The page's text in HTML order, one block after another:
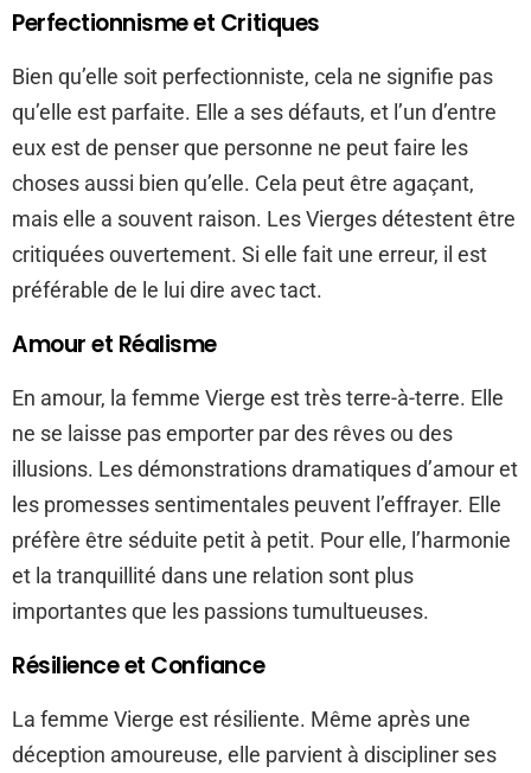
Perfectionnisme et Critiques
Bien qu’elle soit perfectionniste, cela ne signifie pas
qu’elle est parfaite. Elle a ses défauts, et l’un d’entre
eux est de penser que personne ne peut faire les
choses aussi bien qu’elle. Cela peut être agaçant,
mais elle a souvent raison. Les Vierges détestent être
critiquées ouvertement. Si elle fait une erreur, il est
préférable de le lui dire avec tact.
Amour et Réalisme
En amour, la femme Vierge est très terre-à-terre. Elle
ne se laisse pas emporter par des rêves ou des
illusions. Les démonstrations dramatiques d’amour et
les promesses sentimentales peuvent l’effrayer. Elle
préfère être séduite petit à petit. Pour elle, l’harmonie
et la tranquillité dans une relation sont plus
importantes que les passions tumultueuses.
Résilience et Confiance
La femme Vierge est résiliente. Même après une
déception amoureuse, elle parvient à discipliner ses